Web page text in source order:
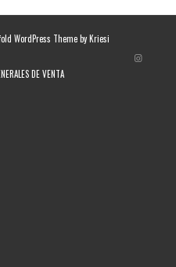
WordPress Theme by Kriesi
DE VENTA